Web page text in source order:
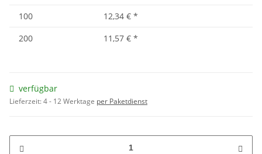
100
12,34 € *
200
11,57 € *
verfügbar
Lieferzeit:4 - 12 Werktage per Paketdienst